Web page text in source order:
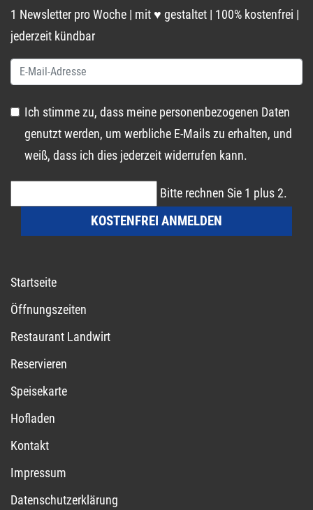
Startseite
Öffnungszeiten
Restaurant Landwirt
Reservieren
Speisekarte
Hofladen
Kontakt
Impressum
Datenschutzerklärung
1 Newsletter pro Woche | mit ♥ gestaltet | 100% kostenfrei |
jederzeit kündbar
Ich stimme zu, dass meine personenbezogenen Daten
genutzt werden, um werbliche E-Mails zu erhalten, und
weiß, dass ich dies jederzeit widerrufen kann.
Bitte rechnen Sie 1 plus 2.
KOSTENFREI ANMELDEN